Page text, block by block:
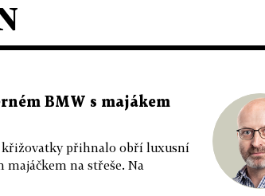
BMW s majákem
křižovatky přihnalo obří luxusní
na střeše. Na